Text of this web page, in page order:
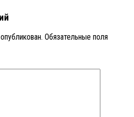
Обязательные поля